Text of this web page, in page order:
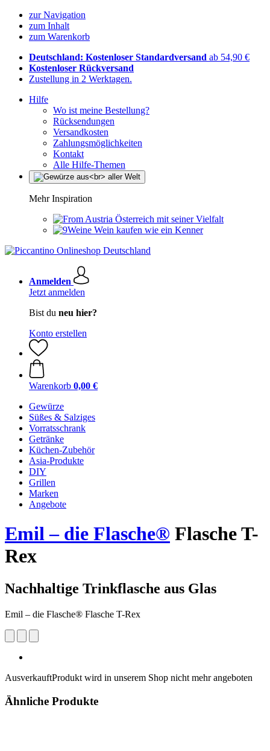
zur Navigation
zum Inhalt
zum Warenkorb
Deutschland: Kostenloser Standardversand ab 54,90 €
Kostenloser Rückversand
Zustellung in 2 Werktagen.
Hilfe
Wo ist meine Bestellung?
Rücksendungen
Versandkosten
Zahlungsmöglichkeiten
Kontakt
Alle Hilfe-Themen
Mehr Inspiration
Österreich mit seiner Vielfalt
Wein kaufen wie ein Kenner
Anmelden
Jetzt anmelden
Bist du neu hier?
Konto erstellen
Warenkorb 0,00 €
Gewürze
Süßes & Salziges
Vorratsschrank
Getränke
Küchen-Zubehör
Asia-Produkte
DIY
Grillen
Marken
Angebote
Emil – die Flasche® Flasche T-
Rex
Nachhaltige Trinkflasche aus Glas
Emil – die Flasche® Flasche T-Rex
AusverkauftProdukt wird in unserem Shop nicht mehr angeboten
Ähnliche Produkte